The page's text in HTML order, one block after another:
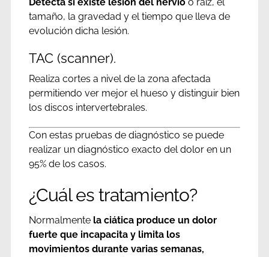
tamaño, la gravedad y el tiempo que lleva de
evolución dicha lesión.
TAC (scanner).
Realiza cortes a nivel de la zona afectada
permitiendo ver mejor el hueso y distinguir bien
los discos intervertebrales.
Con estas pruebas de diagnóstico se puede
realizar un diagnóstico exacto del dolor en un
95% de los casos.
¿Cuál es tratamiento?
Normalmentela ciática produce un dolor
fuerte que incapacita y limita los
movimientos durante varias semanas,